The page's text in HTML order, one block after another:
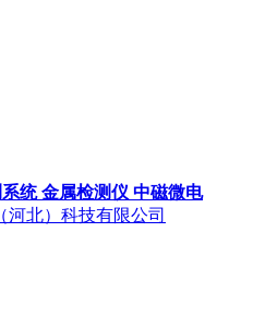
统 金属检测仪 中磁微电
河北）科技有限公司